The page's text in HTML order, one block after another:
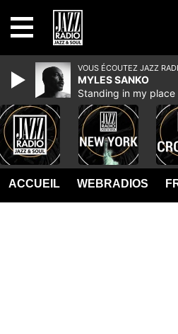
ACCUEIL WEBRADIOS
VOUS ÉCOUTEZ JAZZ
MYLES SANKO
Standing in my place